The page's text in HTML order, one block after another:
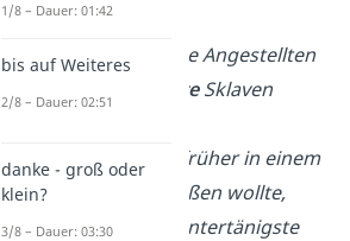
auftritt.
Du kannst deine Angestellten
devoteSklaven
Wenn jemand früher in einem
grüßen wollte,
schrieb man „untertänigste
1/8 – Dauer: 01:42
bis auf Weiteres
2/8 – Dauer: 02:51
danke - groß oder
klein?
3/8 – Dauer: 03:30